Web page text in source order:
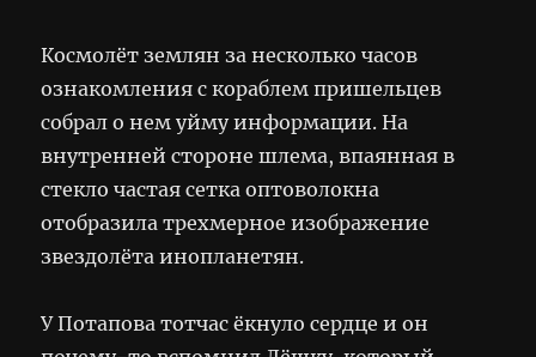
Космолёт землян за несколько часов
ознакомления с кораблем пришельцев
собрал о нем уйму информации. На
внутренней стороне шлема, впаянная в
стекло частая сетка оптоволокна
отобразила трехмерное изображение
звездолёта инопланетян.
У Потапова тотчас ёкнуло сердце и он